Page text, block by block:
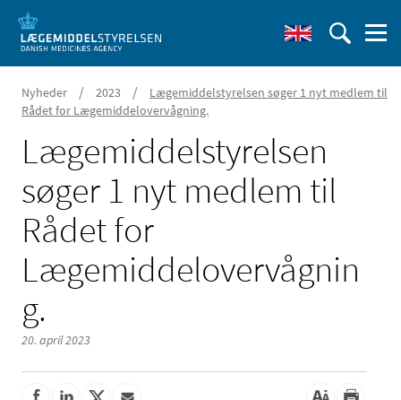
Nyheder / 2023 /
Lægemiddelstyrelsen søger 1 nyt medlem til
Rådet for Lægemiddelovervågning.
Lægemiddelstyrelsen
søger 1 nyt medlem til
Rådet for
Lægemiddelovervågnin
g.
20. april 2023